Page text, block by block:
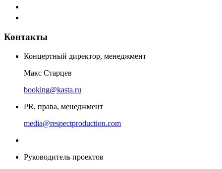
Контакты
Концертный директор, менеджмент
Макс Старцев
booking@kasta.ru
PR, права, менеджмент
media@respectproduction.com
Руководитель проектов